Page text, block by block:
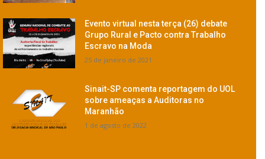
Evento virtual nesta terça (26) debate
Grupo Rural e Pacto contra Trabalho
Escravo na Moda
25 de janeiro de 2021
Sinait-SP comenta reportagem do UOL
sobre ameaças a Auditoras no
Maranhão
1 de agosto de 2022